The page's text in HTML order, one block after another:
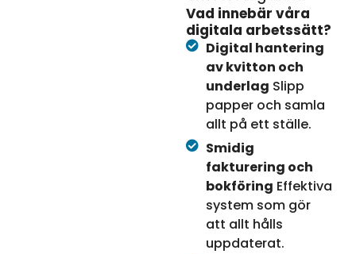
Vad innebär våra
digitala arbetssätt?
Digital hantering
av kvitton och
underlag Slipp
papper och samla
allt på ett ställe.
Smidig
fakturering och
bokföring Effektiva
system som gör
att allt hålls
uppdaterat.